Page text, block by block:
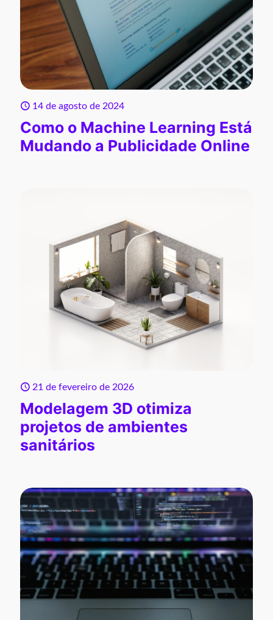
14 de agosto de 2024
Como o Machine Learning Está
Mudando a Publicidade Online
21 de fevereiro de 2026
Modelagem 3D otimiza
projetos de ambientes
sanitários